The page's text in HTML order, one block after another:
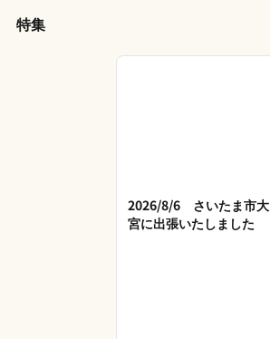
特集
2026/8/6 さいたま市大
宮に出張いたしました